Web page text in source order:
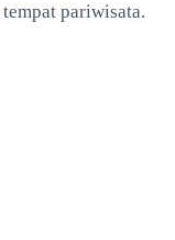
pariwisata.